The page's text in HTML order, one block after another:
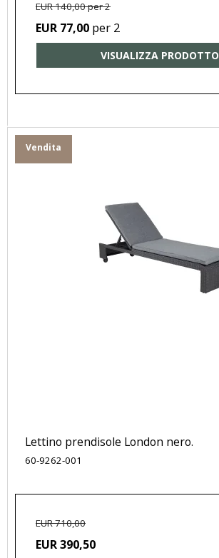
EUR 140,00 per 2
EUR 77,00 per 2
VISUALIZZA PRODOTTO
Vendita
Lettino prendisole London nero.
60-9262-001
EUR 710,00
EUR 390,50